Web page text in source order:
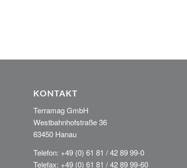
KONTAKT
Terramag GmbH
Westbahnhofstraße 36
63450 Hanau
Telefon: +49 (0) 61 81 / 42 89 99-0
Telefax: +49 (0) 61 81 / 42 89 99-60